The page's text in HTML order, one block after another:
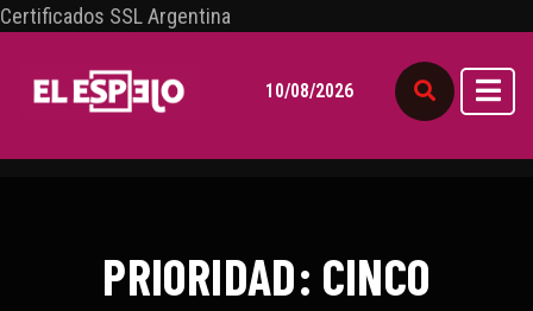
Certificados SSL Argentina
10/08/2026
PRIORIDAD: CINCO